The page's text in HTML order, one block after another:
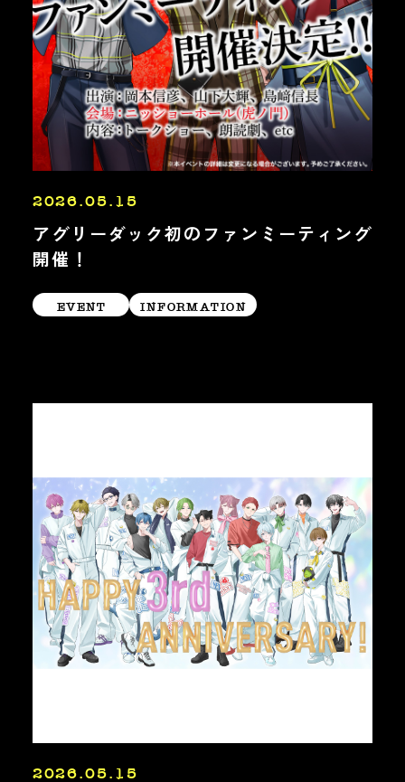
アグリーダック初のファンミーティング
開催！
EVENT INFORMATION
2026.05.15
2026.05.15